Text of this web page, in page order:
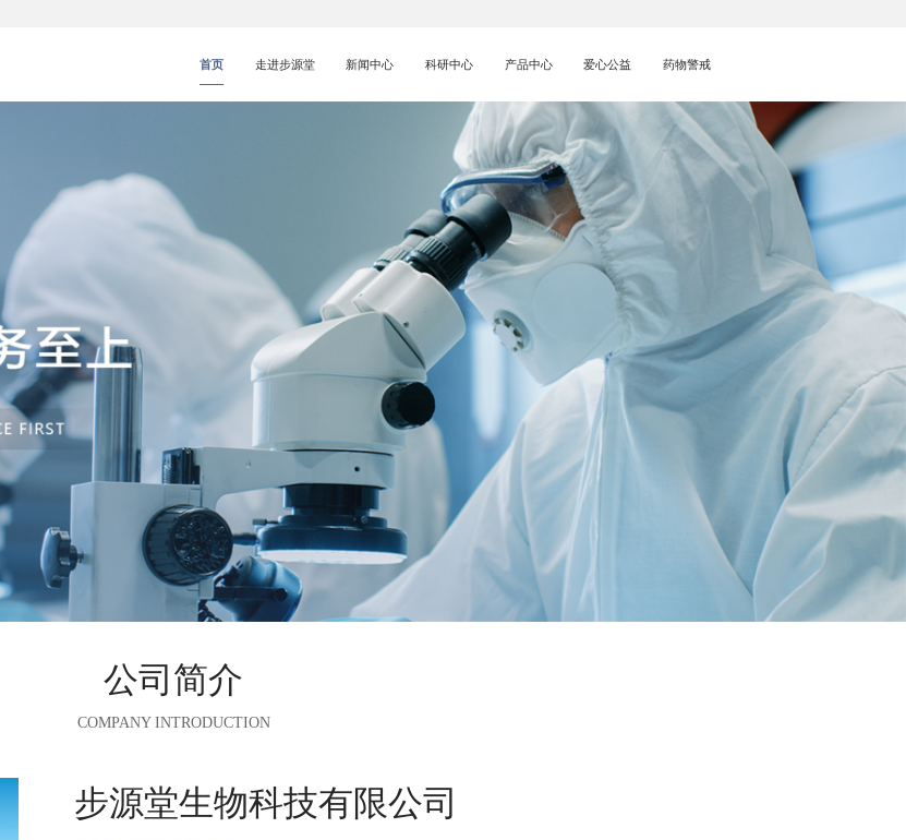
首页 走进步源堂 新闻中心 科研中心 产品中心 爱心公益 药物警戒
公司简介
COMPANY INTRODUCTION
步源堂生物科技有限公司